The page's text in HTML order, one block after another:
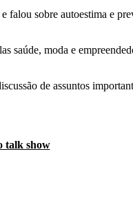
sobre autoestima e
saúde, moda e
de assuntos
talk show